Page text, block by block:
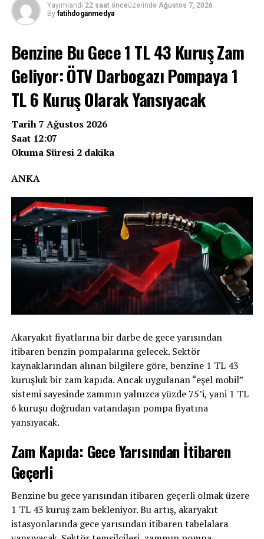
Yayımlandı 22 saat önceüzerinde Ağustos 7, 2026
By fatihdoganmedya
Benzine Bu Gece 1 TL 43 Kuruş Zam
Geliyor: ÖTV Darbogazı Pompaya 1
TL 6 Kuruş Olarak Yansıyacak
Tarih 7 Ağustos 2026
Saat 12:07
Okuma Süresi 2 dakika
ANKA
Akaryakıt fiyatlarına bir darbe de gece yarısından
itibaren benzin pompalarına gelecek. Sektör
kaynaklarından alınan bilgilere göre, benzine 1 TL 43
kuruşluk bir zam kapıda. Ancak uygulanan “eşel mobil”
sistemi sayesinde zammın yalnızca yüzde 75’i, yani 1 TL
6 kuruşu doğrudan vatandaşın pompa fiyatına
yansıyacak.
Zam Kapıda: Gece Yarısından İtibaren
Geçerli
Benzine bu gece yarısından itibaren geçerli olmak üzere
1 TL 43 kuruş zam bekleniyor. Bu artış, akaryakıt
istasyonlarında gece yarısından itibaren tabelalara